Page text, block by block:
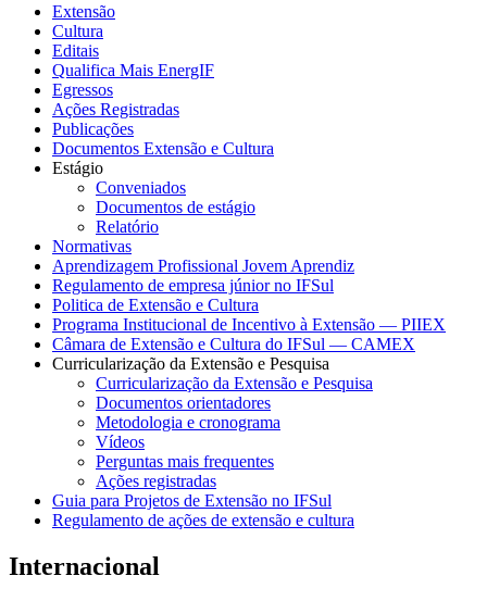
Extensão
Cultura
Editais
Qualifica Mais EnergIF
Egressos
Ações Registradas
Publicações
Documentos Extensão e Cultura
Estágio
Conveniados
Documentos de estágio
Relatório
Normativas
Aprendizagem Profissional Jovem Aprendiz
Regulamento de empresa júnior no IFSul
Politica de Extensão e Cultura
Programa Institucional de Incentivo à Extensão — PIIEX
Câmara de Extensão e Cultura do IFSul — CAMEX
Curricularização da Extensão e Pesquisa
Curricularização da Extensão e Pesquisa
Documentos orientadores
Metodologia e cronograma
Vídeos
Perguntas mais frequentes
Ações registradas
Guia para Projetos de Extensão no IFSul
Regulamento de ações de extensão e cultura
Internacional